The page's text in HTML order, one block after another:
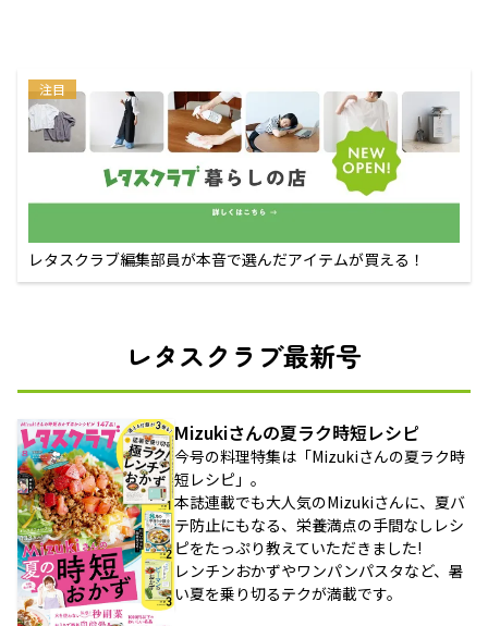
注目
レタスクラブ編集部員が本音で選んだアイテムが買える！
レタスクラブ最新号
Mizukiさんの夏ラク時短レシピ
今号の料理特集は「Mizukiさんの夏ラク時
短レシピ」。
本誌連載でも大人気のMizukiさんに、夏バ
テ防止にもなる、栄養満点の手間なしレシ
ピをたっぷり教えていただきました!
レンチンおかずやワンパンパスタなど、暑
い夏を乗り切るテクが満載です。